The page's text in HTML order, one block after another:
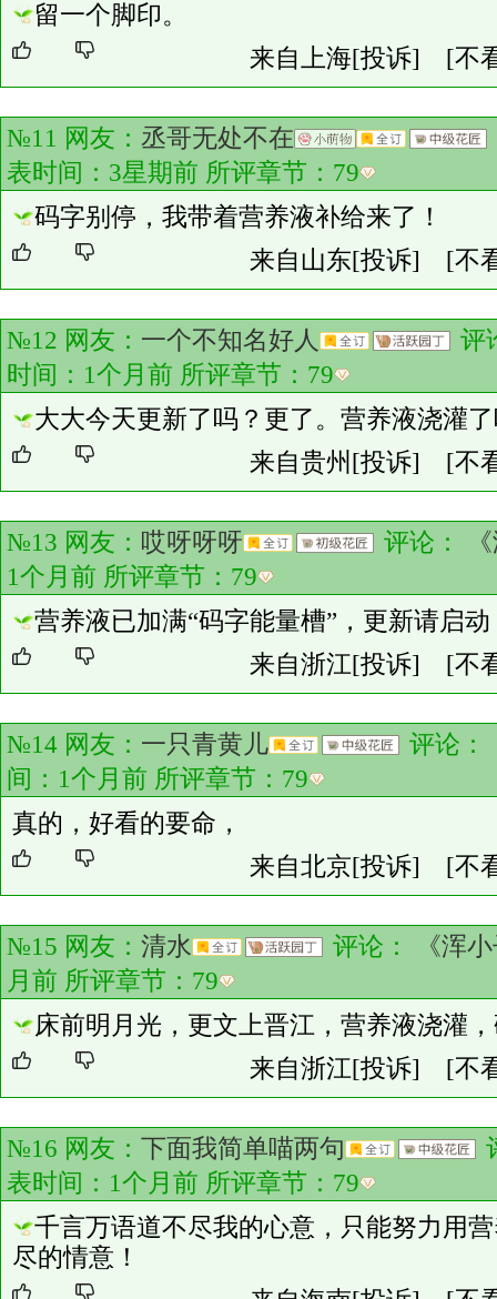
留一个脚印。
来自上海[投诉] [不
№11 网友： 丞哥无处不在
表时间：3星期前 所评章节： 79
码字别停，我带着营养液补给来了！
来自山东[投诉] [不
№12 网友： 一个不知名好人
评
时间：1个月前 所评章节： 79
大大今天更新了吗？更了。营养液浇灌
来自贵州 [投诉] [不
№13 网友： 哎呀呀呀 评论：
1个月前 所评章节： 79
营养液已加满“码字能量槽”，更新请启动
来自浙江[投诉] [不
№14 网友： 一只青黄儿 评论：
间：1个月前 所评章节： 79
真的，好看的要命，
来自北京[投诉] [不
№15 网友： 清水 评论：
《浑
月前 所评章节： 79
床前明月光，更文上晋江，营养液浇灌
来自浙江[投诉] [不
№16 网友： 下面我简单喵两句
表时间：1个月前 所评章节： 79
千言万语道不尽我的心意，只能努力用
尽的情意！